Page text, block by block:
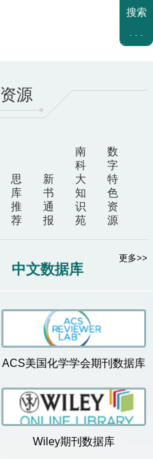
源
思
库
推
荐
新
书
通
报
南
科
大
知
识
苑
数
字
特
色
资
源
中文数据库
更多>>
ACS美国化学学会期刊数据库
Wiley期刊数据库
更多>>
更多>>
师 课程代码
MAT8031
军 MAT8031
纸质图书荐购
签名本
艺术类精品图书
更多>>
子资源
思库推荐—2023
子资源
思库推荐—2021
更多>>
更多>>
2026年5月新书
任职信息：
南方科技大学医
学院
研究方向：
稳态医学，牙颌
发育与再生，唾
液腺疾病诊疗
[WOS]： 54
数字考古
读者之窗
更多>>
搜索